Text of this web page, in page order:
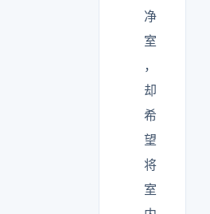
净
室
，
却
希
望
将
室